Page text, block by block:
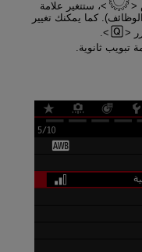
، ستتغير علامة
كما يمكنك تغيير
.
تبويب ثانوية.